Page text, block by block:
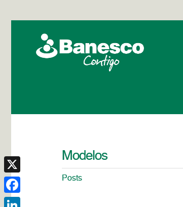
Modelos
Posts
X
Facebook